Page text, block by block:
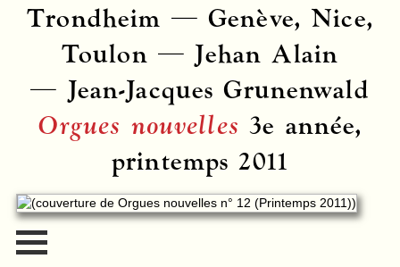
Trondheim — Genève, Nice,
Toulon — Jehan Alain
— Jean-Jacques Grunenwald
Orgues nouvelles 3e année,
printemps 2011